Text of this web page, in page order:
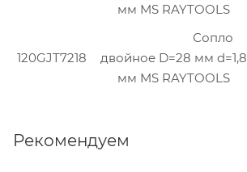
мм MS RAYTOOLS
120GJT7218
Сопло
двойное D=28 мм d=1,8
мм MS RAYTOOLS
Рекомендуем